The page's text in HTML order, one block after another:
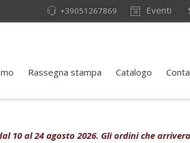
Eventi
+39051267869
Rassegna stampa Catalogo
10 al 24 agosto 2026. Gli ordini che